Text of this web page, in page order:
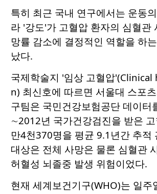
특히 최근 국내 연구에서는 운동
라 '강도'가 고혈압 환자의 심혈관
망률 감소에 결정적인 역할을 하
났다.
국제학술지 '임상 고혈압
n) 최신호에 따르면 서울대 스포
구팀은 국민건강보험공단 데이터
∼2012년 국가건강검진을 받은
만4천370명을 평균 9.1년간 추적
대상은 전체 사망은 물론 심혈관
허혈성 뇌졸중 발생 위험이었다.
현재 세계보건기구(WHO)는 일주